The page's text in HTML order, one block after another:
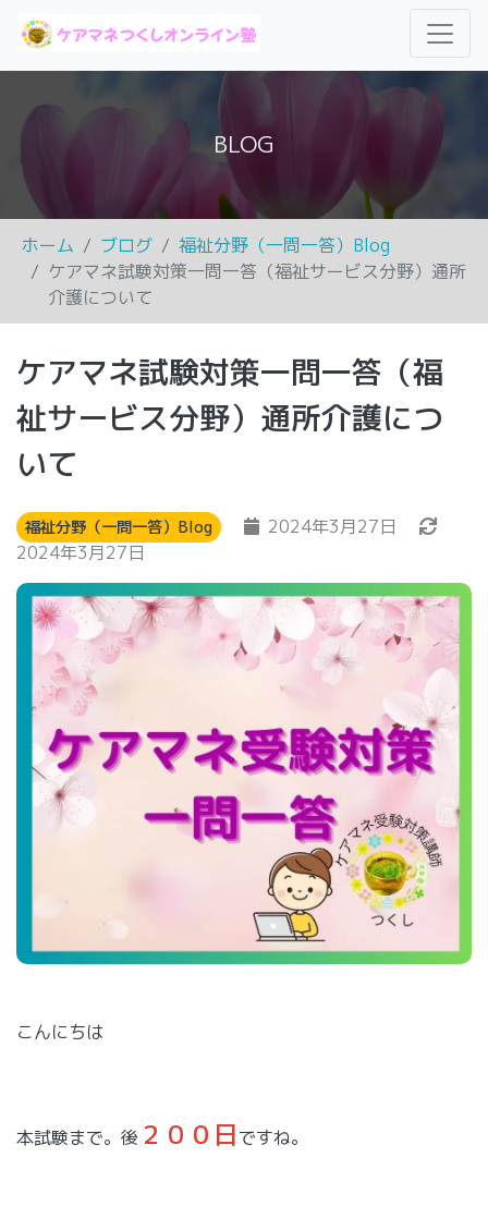
BLOG
ホーム ブログ
福祉分野（一問一答）Blog
ケアマネ試験対策一問一答（福祉サービス分野）通所
介護について
ケアマネ試験対策一問一答（福
祉サービス分野）通所介護につ
いて
福祉分野（一問一答）Blog
2024年3月27日
2024年3月27日
こんにちは
本試験まで。後 ２００日ですね。